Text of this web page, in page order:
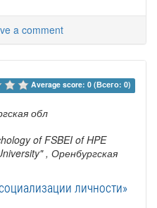
a comment
Average score: 0 (Всего: 0)
обл
of FSBEI of HPE
, Оренбургская
личности»